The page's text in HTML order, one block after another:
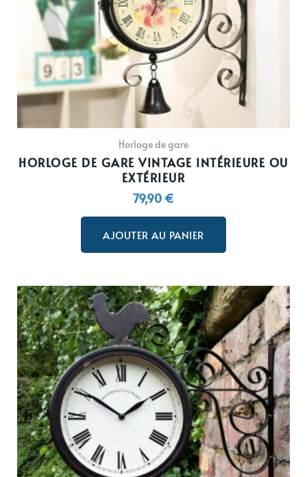
Horloge de gare
HORLOGE DE GARE VINTAGE INTÉRIEURE OU
EXTÉRIEUR
79,90 €
AJOUTER AU PANIER